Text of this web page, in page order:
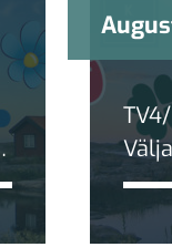
ökar